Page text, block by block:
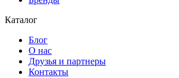
Каталог
Блог
О нас
Друзья и партнеры
Контакты